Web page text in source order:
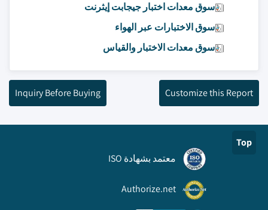
سوق معدات اختبار جيجابت إيثرنت
سوق الاختبارات عبر الهواء
سوق معدات الاختبار والقياس
Customize this Report
Inquiry Before Buying
Top
معتمد بشهادة ISO
Authorize.net